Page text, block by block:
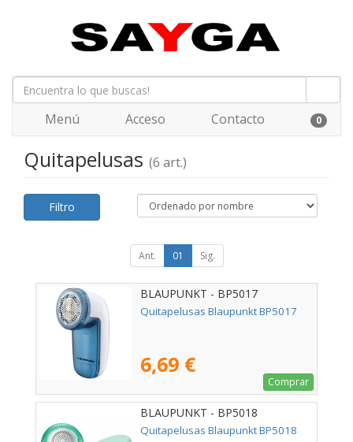
Menú Acceso Contacto 0
Quitapelusas (6 art.)
Filtro
Ant. 01 Sig.
BLAUPUNKT - BP5017
Quitapelusas Blaupunkt BP5017
6,69 €
Comprar
BLAUPUNKT - BP5018
Quitapelusas Blaupunkt BP5018